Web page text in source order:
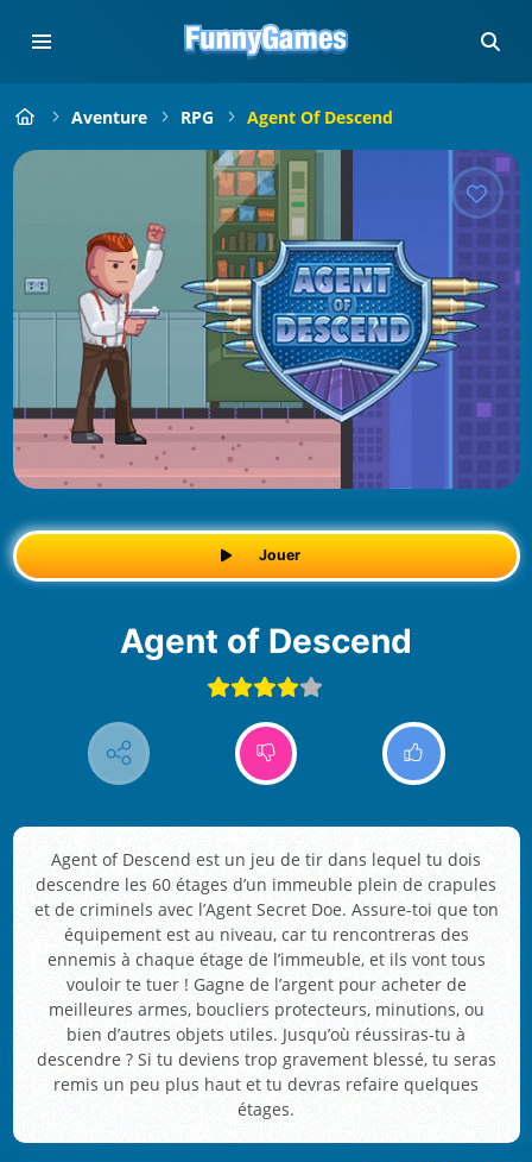
Aventure RPG Agent Of Descend
Jouer
Agent of Descend
Agent of Descend est un jeu de tir dans lequel tu dois
descendre les 60 étages d’un immeuble plein de crapules
et de criminels avec l’Agent Secret Doe. Assure-toi que ton
équipement est au niveau, car tu rencontreras des
ennemis à chaque étage de l’immeuble, et ils vont tous
vouloir te tuer ! Gagne de l’argent pour acheter de
meilleures armes, boucliers protecteurs, minutions, ou
bien d’autres objets utiles. Jusqu’où réussiras-tu à
descendre ? Si tu deviens trop gravement blessé, tu seras
remis un peu plus haut et tu devras refaire quelques
étages.